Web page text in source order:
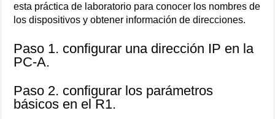
esta práctica de laboratorio para conocer los nombres de
los dispositivos y obtener información de direcciones.
Paso 1. configurar una dirección IP en la
PC-A.
Paso 2. configurar los parámetros
básicos en el R1.